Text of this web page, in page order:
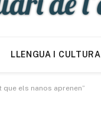
LLENGUA I CULTURA
els nanos aprenen”